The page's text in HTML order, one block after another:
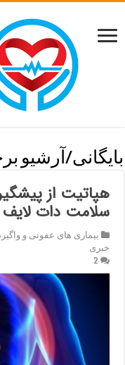
بایگانی/آرشیو
هپاتیت از
سلامت دات لایف
بیماری های عفونی و
خبری
2